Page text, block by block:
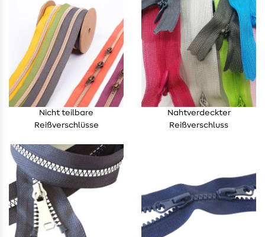
Nicht teilbare
Reißverschlüsse
Nahtverdeckter
Reißverschluss